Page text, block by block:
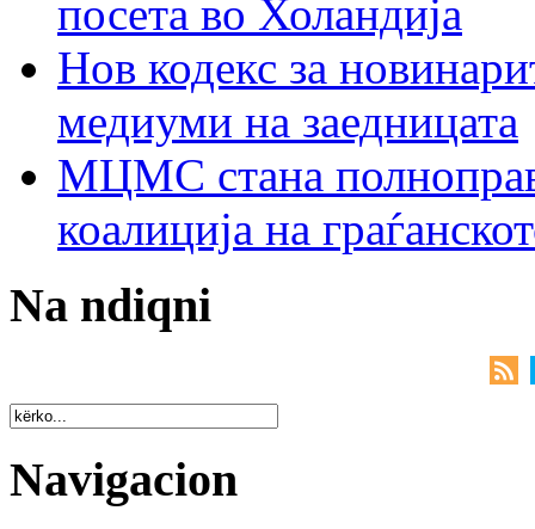
посета во Холандија
Нов кодекс за
медиуми на заедницата
МЦМС стана
коалиција на
Na ndiqni
Navigacion